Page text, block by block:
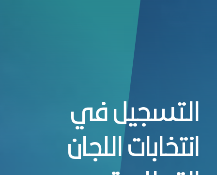
التسجيل في انتخابات اللجان القطاعية - غرفة
التسجيل في
انتخابات اللجان